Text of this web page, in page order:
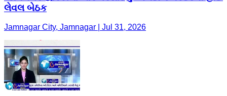
લેવલ બેઠક
Jamnagar City, Jamnagar | Jul 31, 2026